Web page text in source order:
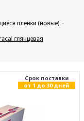
пленки (новые)
глянцевая
Cрок поставки
от 1 до 30 дней